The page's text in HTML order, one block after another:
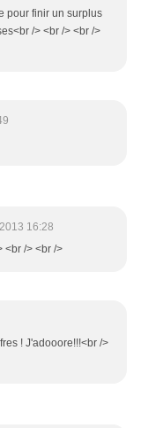
pour finir un surplus
/> <br /> <br />
16:28
<br /> <br />
! J'adooore!!!<br />